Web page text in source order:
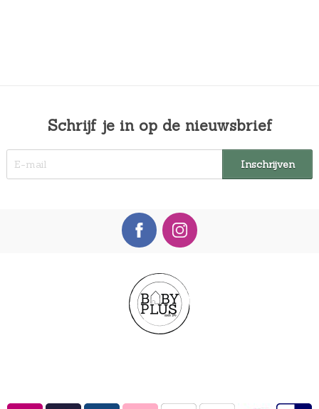
Schrijf je in op de nieuwsbrief